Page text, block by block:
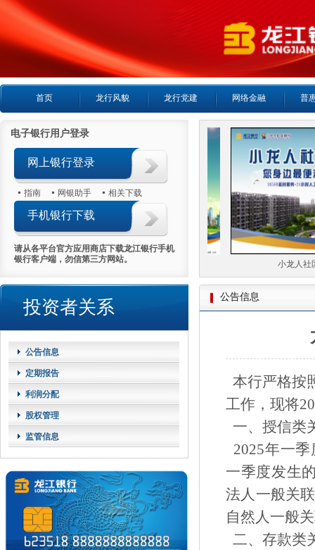
首页 龙行风貌 龙行党建 网络金融 普
电子银行用户登录
网上银行登录
指南 网银助手 相关下载
手机银行下载
请从各平台官方应用商店下载龙江银行手机
银行客户端，勿信第三方网站。
投资者关系
公告信息
定期报告
利润分配
股权管理
监管信息
24小时客服热线 小龙人社
公告信息
本行严格按
工作，现将
一、授信类
2025年一
一季度发生
法人一般关
自然人一般
二、存款类